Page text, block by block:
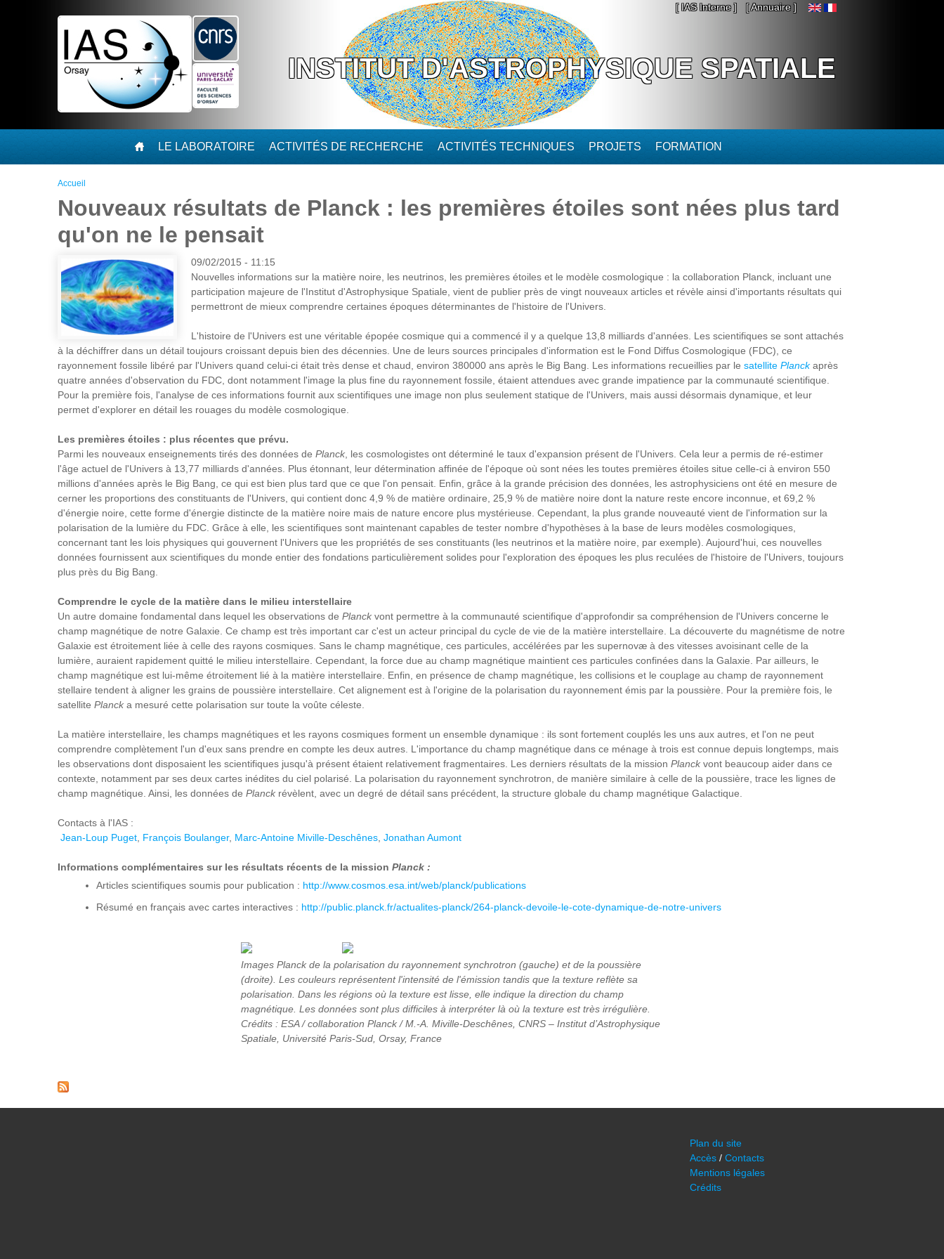
[ IAS Interne ] [ Annuaire ]
INSTITUT D'ASTROPHYSIQUE SPATIALE
LE LABORATOIRE ACTIVITÉS DE RECHERCHE ACTIVITÉS TECHNIQUES PROJETS FORMATION
Vous êtes ici
Accueil
Nouveaux résultats de Planck : les premières étoiles sont nées plus tard
qu'on ne le pensait
09/02/2015 - 11:15
Nouvelles informations sur la matière noire, les neutrinos, les premières étoiles et le modèle cosmologique : la collaboration Planck, incluant une
participation majeure de l'Institut d'Astrophysique Spatiale, vient de publier près de vingt nouveaux articles et révèle ainsi d'importants résultats qui
permettront de mieux comprendre certaines époques déterminantes de l'histoire de l'Univers.
L'histoire de l'Univers est une véritable épopée cosmique qui a commencé il y a quelque 13,8 milliards d'années. Les scientifiques se sont attachés
à la déchiffrer dans un détail toujours croissant depuis bien des décennies. Une de leurs sources principales d'information est le Fond Diffus Cosmologique (FDC), ce
rayonnement fossile libéré par l'Univers quand celui-ci était très dense et chaud, environ 380000 ans après le Big Bang. Les informations recueillies par le satellite Planckaprès
quatre années d'observation du FDC, dont notamment l'image la plus fine du rayonnement fossile, étaient attendues avec grande impatience par la communauté scientifique.
Pour la première fois, l'analyse de ces informations fournit aux scientifiques une image non plus seulement statique de l'Univers, mais aussi désormais dynamique, et leur
permet d'explorer en détail les rouages du modèle cosmologique.
Les premières étoiles : plus récentes que prévu.
Parmi les nouveaux enseignements tirés des données de Planck , les cosmologistes ont déterminé le taux d'expansion présent de l'Univers. Cela leur a permis de ré-estimer
l'âge actuel de l'Univers à 13,77 milliards d'années. Plus étonnant, leur détermination affinée de l'époque où sont nées les toutes premières étoiles situe celle-ci à environ 550
millions d'années après le Big Bang, ce qui est bien plus tard que ce que l'on pensait. Enfin, grâce à la grande précision des données, les astrophysiciens ont été en mesure de
cerner les proportions des constituants de l'Univers, qui contient donc 4,9 % de matière ordinaire, 25,9 % de matière noire dont la nature reste encore inconnue, et 69,2 %
d'énergie noire, cette forme d'énergie distincte de la matière noire mais de nature encore plus mystérieuse. Cependant, la plus grande nouveauté vient de l'information sur la
polarisation de la lumière du FDC. Grâce à elle, les scientifiques sont maintenant capables de tester nombre d'hypothèses à la base de leurs modèles cosmologiques,
concernant tant les lois physiques qui gouvernent l'Univers que les propriétés de ses constituants (les neutrinos et la matière noire, par exemple). Aujourd'hui, ces nouvelles
données fournissent aux scientifiques du monde entier des fondations particulièrement solides pour l'exploration des époques les plus reculées de l'histoire de l'Univers, toujours
plus près du Big Bang.
Comprendre le cycle de la matière dans le milieu interstellaire
Un autre domaine fondamental dans lequel les observations de Planck vont permettre à la communauté scientifique d'approfondir sa compréhension de l'Univers concerne le
champ magnétique de notre Galaxie. Ce champ est très important car c'est un acteur principal du cycle de vie de la matière interstellaire. La découverte du magnétisme de notre
Galaxie est étroitement liée à celle des rayons cosmiques. Sans le champ magnétique, ces particules, accélérées par les supernovæ à des vitesses avoisinant celle de la
lumière, auraient rapidement quitté le milieu interstellaire. Cependant, la force due au champ magnétique maintient ces particules confinées dans la Galaxie. Par ailleurs, le
champ magnétique est lui-même étroitement lié à la matière interstellaire. Enfin, en présence de champ magnétique, les collisions et le couplage au champ de rayonnement
stellaire tendent à aligner les grains de poussière interstellaire. Cet alignement est à l'origine de la polarisation du rayonnement émis par la poussière. Pour la première fois, le
satellite Planck a mesuré cette polarisation sur toute la voûte céleste.
La matière interstellaire, les champs magnétiques et les rayons cosmiques forment un ensemble dynamique : ils sont fortement couplés les uns aux autres, et l'on ne peut
comprendre complètement l'un d'eux sans prendre en compte les deux autres. L'importance du champ magnétique dans ce ménage à trois est connue depuis longtemps, mais
les observations dont disposaient les scientifiques jusqu'à présent étaient relativement fragmentaires. Les derniers résultats de la mission Planck vont beaucoup aider dans ce
contexte, notamment par ses deux cartes inédites du ciel polarisé. La polarisation du rayonnement synchrotron, de manière similaire à celle de la poussière, trace les lignes de
champ magnétique. Ainsi, les données de Planck révèlent, avec un degré de détail sans précédent, la structure globale du champ magnétique Galactique.
Contacts à l'IAS :
Jean-Loup Puget François Boulanger, Marc-Antoine Miville-Deschênes Jonathan Aumont
Informations complémentaires sur les résultats récents de la mission Planck :
Articles scientifiques soumis pour publication : http://www.cosmos.esa.int/web/planck/publications
Résumé en français avec cartes interactives : http://public.planck.fr/actualites-planck/264-planck-devoile-le-cote-dynamique-de-notre-univers
Images Planck de la polarisation du rayonnement synchrotron (gauche) et de la poussière
(droite). Les couleurs représentent l'intensité de l'émission tandis que la texture reflète sa
polarisation. Dans les régions où la texture est lisse, elle indique la direction du champ
magnétique. Les données sont plus difficiles à interpréter là où la texture est très irrégulière.
Crédits : ESA / collaboration Planck / M.-A. Miville-Deschênes, CNRS – Institut d’Astrophysique
Spatiale, Université Paris-Sud, Orsay, France
Plan du site
Accès / Contacts
Mentions légales
Crédits